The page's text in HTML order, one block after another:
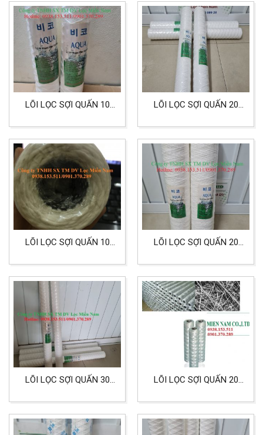
LÕI LỌC SỢI QUẤN 10
AQUA LỌC HÓA CHẤT
XI MẠ
LÕI LỌC SỢI QUẤN 20
CHO LỌC HÓA CHẤT
CÔNG NGHIỆP
LÕI LỌC SỢI QUẤN 10
NHIỆT VÀ ÁP SUẤT
LÕI LỌC SỢI QUẤN 20
MICRON BIG
LÕI LỌC SỢI QUẤN 30
NƯỚC BỂ SI MẠ
LÕI LỌC SỢI QUẤN 20
THỦY TINH LỌC NƯỚC
THẢI